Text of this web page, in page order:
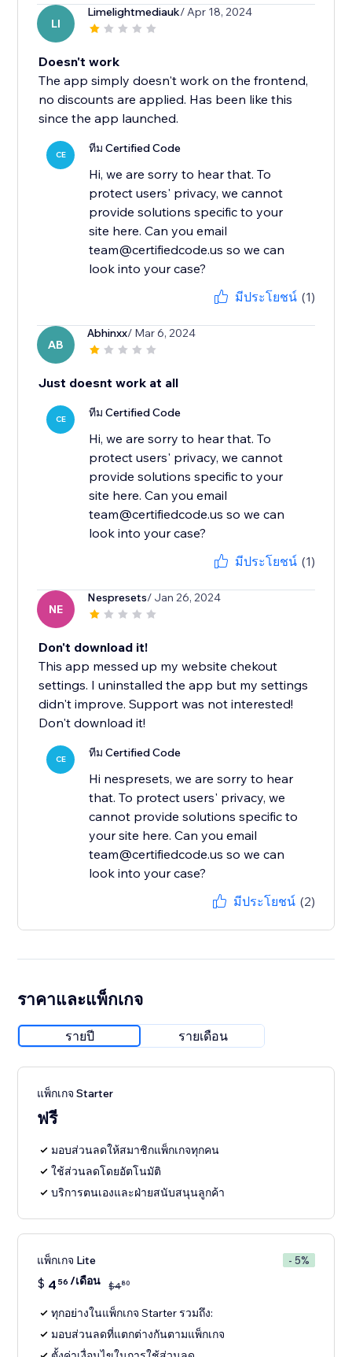
LI
Limelightmediauk/ Apr 18, 2024
Doesn't work
The app simply doesn't work on the frontend,
no discounts are applied. Has been like this
since the app launched.
CE ทีม Certified Code
Hi, we are sorry to hear that. To
protect users' privacy, we cannot
provide solutions specific to your
site here. Can you email
team@certifiedcode.us so we can
look into your case?
มีประโยชน์ (1)
AB
Abhinxx/ Mar 6, 2024
Just doesnt work at all
CE ทีม Certified Code
Hi, we are sorry to hear that. To
protect users' privacy, we cannot
provide solutions specific to your
site here. Can you email
team@certifiedcode.us so we can
look into your case?
มีประโยชน์ (1)
NE
Nespresets/ Jan 26, 2024
Don't download it!
This app messed up my website chekout
settings. I uninstalled the app but my settings
didn't improve. Support was not interested!
Don't download it!
CE ทีม Certified Code
Hi nespresets, we are sorry to hear
that. To protect users' privacy, we
cannot provide solutions specific to
your site here. Can you email
team@certifiedcode.us so we can
look into your case?
มีประโยชน์ (2)
ราคาและแพ็กเกจ
รายปี รายเดือน
แพ็กเกจ Starter
ฟรี
มอบส่วนลดให้สมาชิกแพ็กเกจทุกคน
ใช้ส่วนลดโดยอัตโนมัติ
บริการตนเองและฝ่ายสนับสนุนลูกค้า
แพ็กเกจ Lite - 5%
$ 4 56 /เดือน $480
ทุกอย่างในแพ็กเกจ Starter รวมถึง:
มอบส่วนลดที่แตกต่างกันตามแพ็กเกจ